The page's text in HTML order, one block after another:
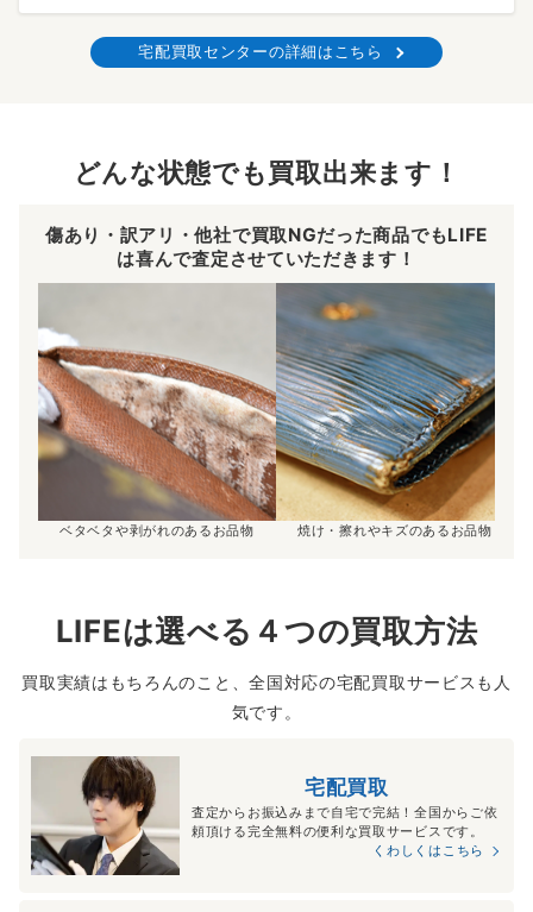
宅配買取センターの詳細はこちら
どんな状態でも買取出来ます！
傷あり・訳アリ・他社で買取NGだった商品でもLIFE
は喜んで査定させていただきます！
ベタベタや剥がれのあるお品物 焼け・擦れやキズのあるお品物
LIFEは選べる４つの買取方法
買取実績はもちろんのこと、全国対応の宅配買取サービスも人
気です。
宅配買取
査定からお振込みまで自宅で完結！全国からご依
頼頂ける完全無料の便利な買取サービスです。
くわしくはこちら